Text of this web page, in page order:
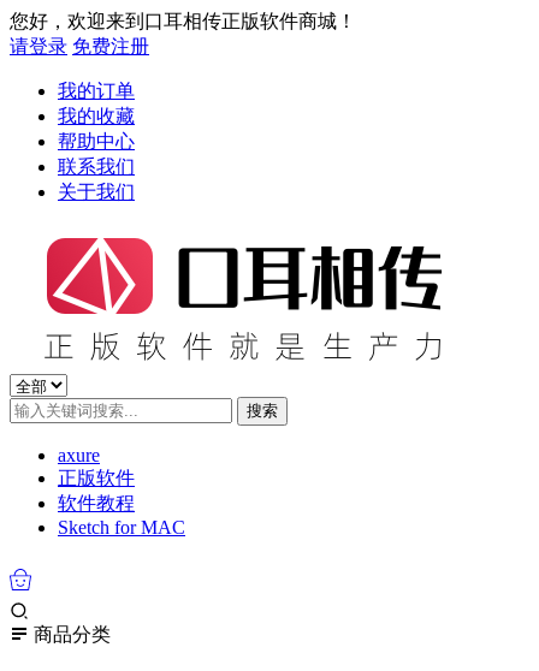
您好，欢迎来到口耳相传正版软件商城！
请登录 免费注册
我的订单
我的收藏
帮助中心
联系我们
关于我们
axure
正版软件
软件教程
Sketch for MAC
商品分类